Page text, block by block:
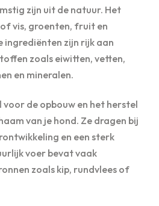
zijn uit de natuur. Het
vis, groenten, fruit en
ingrediënten zijn rijk aan
zoals eiwitten, vetten,
en mineralen.
voor de opbouw en het herstel
van je hond. Ze dragen bij
en een sterk
voer bevat vaak
zoals kip, rundvlees of